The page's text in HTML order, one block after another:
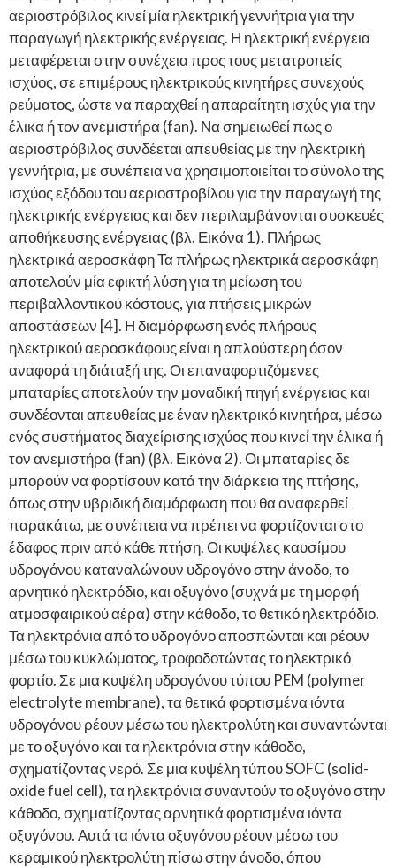
αεριοστρόβιλος κινεί μία ηλεκτρική γεννήτρια για την
παραγωγή ηλεκτρικής ενέργειας. Η ηλεκτρική ενέργεια
μεταφέρεται στην συνέχεια προς τους μετατροπείς
ισχύος, σε επιμέρους ηλεκτρικούς κινητήρες συνεχούς
ρεύματος, ώστε να παραχθεί η απαραίτητη ισχύς για την
έλικα ή τον ανεμιστήρα (fan). Να σημειωθεί πως ο
αεριοστρόβιλος συνδέεται απευθείας με την ηλεκτρική
γεννήτρια, με συνέπεια να χρησιμοποιείται το σύνολο της
ισχύος εξόδου του αεριοστροβίλου για την παραγωγή της
ηλεκτρικής ενέργειας και δεν περιλαμβάνονται συσκευές
αποθήκευσης ενέργειας (βλ. Εικόνα 1). Πλήρως
ηλεκτρικά αεροσκάφη Τα πλήρως ηλεκτρικά αεροσκάφη
αποτελούν μία εφικτή λύση για τη μείωση του
περιβαλλοντικού κόστους, για πτήσεις μικρών
αποστάσεων [4]. Η διαμόρφωση ενός πλήρους
ηλεκτρικού αεροσκάφους είναι η απλούστερη όσον
αναφορά τη διάταξή της. Οι επαναφορτιζόμενες
μπαταρίες αποτελούν την μοναδική πηγή ενέργειας και
συνδέονται απευθείας με έναν ηλεκτρικό κινητήρα, μέσω
ενός συστήματος διαχείρισης ισχύος που κινεί την έλικα ή
τον ανεμιστήρα (fan) (βλ. Εικόνα 2). Οι μπαταρίες δε
μπορούν να φορτίσουν κατά την διάρκεια της πτήσης,
όπως στην υβριδική διαμόρφωση που θα αναφερθεί
παρακάτω, με συνέπεια να πρέπει να φορτίζονται στο
έδαφος πριν από κάθε πτήση. Οι κυψέλες καυσίμου
υδρογόνου καταναλώνουν υδρογόνο στην άνοδο, το
αρνητικό ηλεκτρόδιο, και οξυγόνο (συχνά με τη μορφή
ατμοσφαιρικού αέρα) στην κάθοδο, το θετικό ηλεκτρόδιο.
Τα ηλεκτρόνια από το υδρογόνο αποσπώνται και ρέουν
μέσω του κυκλώματος, τροφοδοτώντας το ηλεκτρικό
φορτίο. Σε μια κυψέλη υδρογόνου τύπου PEM (polymer
electrolyte membrane), τα θετικά φορτισμένα ιόντα
υδρογόνου ρέουν μέσω του ηλεκτρολύτη και συναντώνται
με το οξυγόνο και τα ηλεκτρόνια στην κάθοδο,
σχηματίζοντας νερό. Σε μια κυψέλη τύπου SOFC (solid-
oxide fuel cell), τα ηλεκτρόνια συναντούν το οξυγόνο στην
κάθοδο, σχηματίζοντας αρνητικά φορτισμένα ιόντα
οξυγόνου. Αυτά τα ιόντα οξυγόνου ρέουν μέσω του
κεραμικού ηλεκτρολύτη πίσω στην άνοδο, όπου